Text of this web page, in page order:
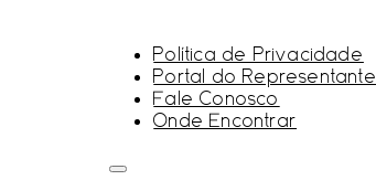
Política de Privacidade
Portal do Representante
Fale Conosco
Onde Encontrar